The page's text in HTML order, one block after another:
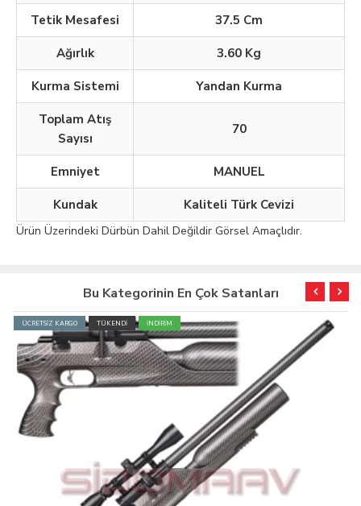
Tetik Mesafesi 37.5 Cm
Ağırlık 3.60 Kg
Kurma Sistemi Yandan Kurma
Toplam Atış
Sayısı
70
Emniyet MANUEL
Kundak Kaliteli Türk Cevizi
Ürün Üzerindeki Dürbün Dahil Değildir Görsel Amaçlıdır.
Bu Kategorinin En Çok Satanları
ÜCRETSİZ KARGO TÜKENDİ İNDİRİM